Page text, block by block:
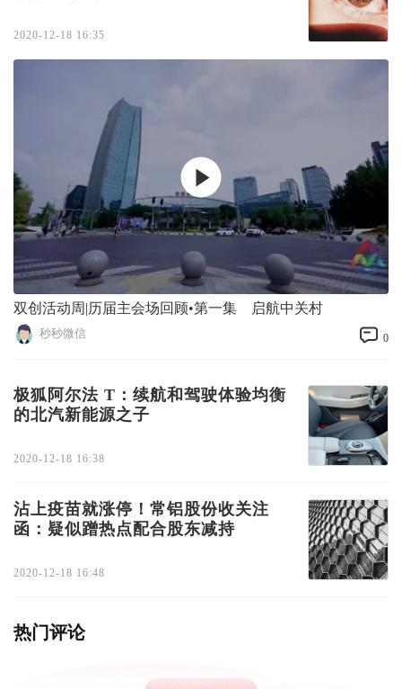
2020-12-18 16:35
双创活动周|历届主会场回顾•第一集 启航中关村
秒秒微信 0
极狐阿尔法 T：续航和驾驶体验均衡
的北汽新能源之子
2020-12-18 16:38
沾上疫苗就涨停！常铝股份收关注
函：疑似蹭热点配合股东减持
2020-12-18 16:48
热门评论